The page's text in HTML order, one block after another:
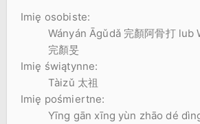
Imię osobiste:
Wányán Āgǔdǎ 完顏阿骨打 lub
完顏旻
Imię świątynne:
Tàizǔ 太祖
Imię pośmiertne:
Yīng gān xīng yùn zhāo dé